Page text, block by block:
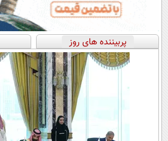
پربیننده های روز